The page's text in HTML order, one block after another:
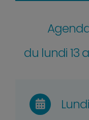
du lundi 13